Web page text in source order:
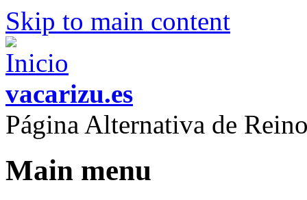
Skip to main content
vacarizu.es
Página Alternativa de
Main menu